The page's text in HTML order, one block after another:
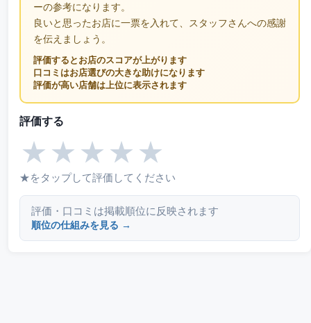
ーの参考になります。
良いと思ったお店に一票を入れて、スタッフさんへの感謝
を伝えましょう。
評価するとお店のスコアが上がります
口コミはお店選びの大きな助けになります
評価が高い店舗は上位に表示されます
評価する
★ ★ ★ ★ ★
★をタップして評価してください
評価・口コミは掲載順位に反映されます
順位の仕組みを見る →